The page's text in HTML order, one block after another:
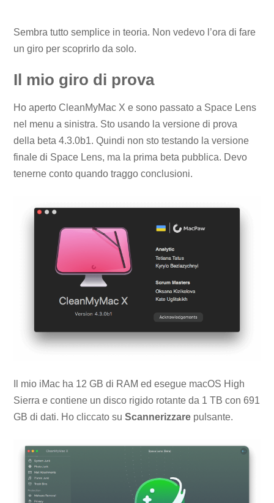
Sembra tutto semplice in teoria. Non vedevo l’ora di fare
un giro per scoprirlo da solo.
Il mio giro di prova
Ho aperto CleanMyMac X e sono passato a Space Lens
nel menu a sinistra. Sto usando la versione di prova
della beta 4.3.0b1. Quindi non sto testando la versione
finale di Space Lens, ma la prima beta pubblica. Devo
tenerne conto quando traggo conclusioni.
Il mio iMac ha 12 GB di RAM ed esegue macOS High
Sierra e contiene un disco rigido rotante da 1 TB con 691
GB di dati. Ho cliccato suScannerizzare pulsante.